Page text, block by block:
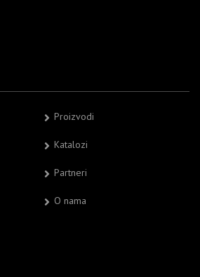
Proizvodi
Katalozi
Partneri
O nama